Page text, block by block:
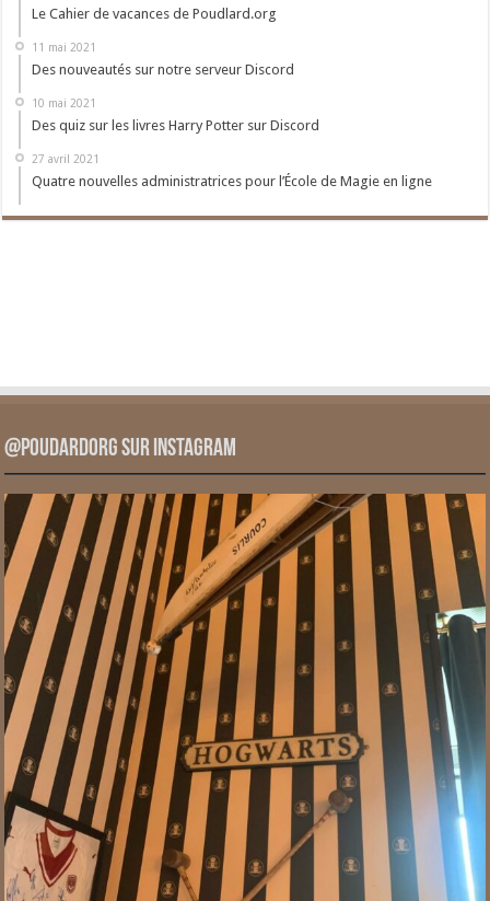
Le Cahier de vacances de Poudlard.org
11 mai 2021
Des nouveautés sur notre serveur Discord
10 mai 2021
Des quiz sur les livres Harry Potter sur Discord
27 avril 2021
Quatre nouvelles administratrices pour l’École de Magie en ligne
@PoudardOrg sur Instagram